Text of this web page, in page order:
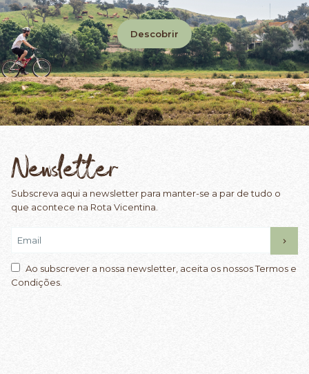
Descobrir
Newsletter
Subscreva aqui a newsletter para manter-se a par de tudo o
que acontece na Rota Vicentina.
Ao subscrever a nossa newsletter, aceita os nossos Termos e
Condições.